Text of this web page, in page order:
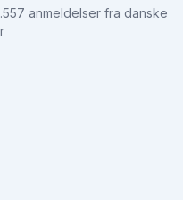
anmeldelser fra danske